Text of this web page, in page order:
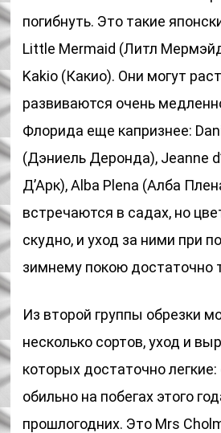
погибнуть. Это такие
Little Mermaid (Литл
Kakio (Какио). Они могут
развиваются очень
Флорида еще капризнее:
(Дэниель Деронда), Jeanne
Д’Арк), Alba Plena (Алба
встречаются в садах, но
скудно, и уход за ними при
зимнему покою достаточно
Из второй группы обрезки
несколько сортов, уход и
которых достаточно легкие:
обильно на побегах этого
прошлогодних. Это Mrs